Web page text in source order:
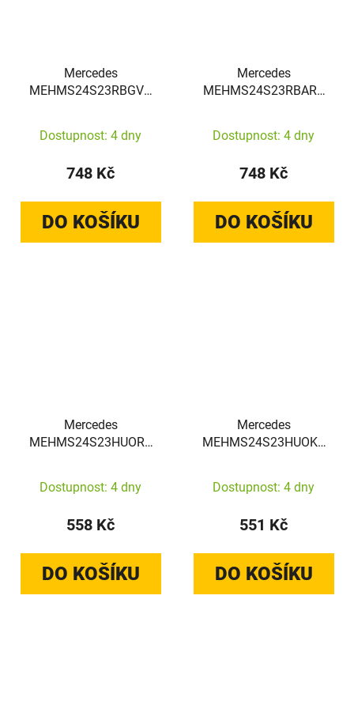
Mercedes
MEHMS24S23RBGVK
Debossed Line MagSafe
Dostupnost: 4 dny
748 Kč
DO KOŠÍKU
Mercedes
MEHMS24S23RBARK
Textured & Plain
Dostupnost: 4 dny
748 Kč
DO KOŠÍKU
Mercedes
MEHMS24S23HUORK
Red MagSafe black
Dostupnost: 4 dny
558 Kč
DO KOŠÍKU
Mercedes
MEHMS24S23HUOKC
MagSafe transparent
Dostupnost: 4 dny
551 Kč
DO KOŠÍKU